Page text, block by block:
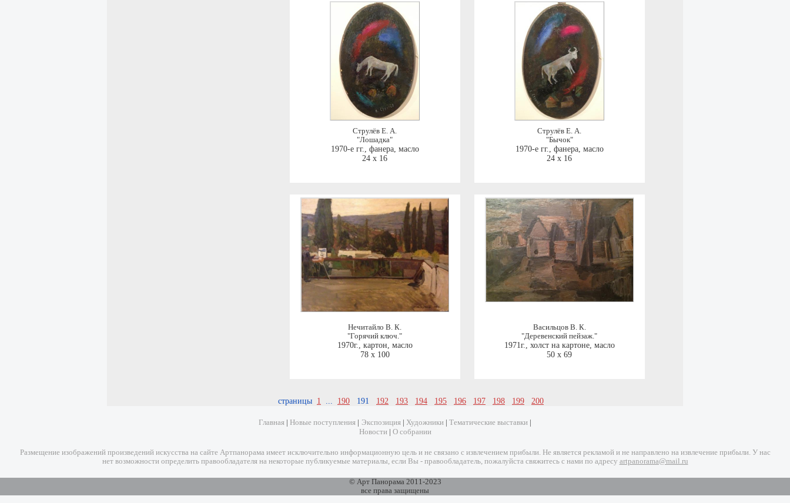
Струлёв Е. А.
"Лошадка"
1970-е гг., фанера, масло
24 x 16
Струлёв Е. А.
"Бычок"
1970-е гг., фанера, масло
24 x 16
Нечитайло В. К.
"Горячий ключ."
1970г., картон, масло
78 x 100
Васильцов В. К.
"Деревенский пейзаж."
1971г., холст на картоне, масло
50 x 69
страницы 1 ... 190 191 192 193 194 195 196 197 198 199 200
Главная Новые поступления Экспозиция Художники Тематические выставки
Новости| О собрании
Размещение изображений произведений искусства на сайте Артпанорама имеет исключительно информационную цель и не связано с извлечением прибыли. Не является рекламой и не направлено на извлечение прибыли. У нас
нет возможности определить правообладателя на некоторые публикуемые материалы, если Вы - правообладатель, пожалуйста свяжитесь с нами по адресу artpanorama@mail.ru
© Арт Панорама 2011-2023
все права защищены